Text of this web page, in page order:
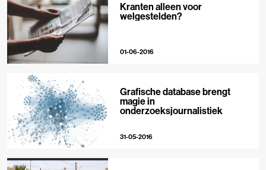
Kranten alleen voor
welgestelden?
01-06-2016
Grafische database brengt
magie in
onderzoeksjournalistiek
31-05-2016